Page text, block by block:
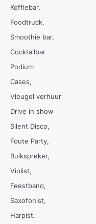
Koffiebar
Foodtruck
Smoothie bar
Cocktailbar
Podium
Cases
Vleugel verhuur
Drive in show
Silent Disco
Foute Party
Buikspreker
Violist
Feestband
Saxofonist
Harpist